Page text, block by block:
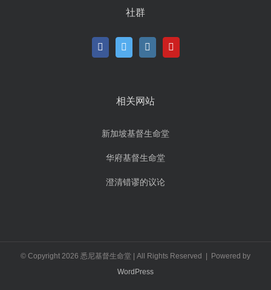
社群
相关网站
新加坡基督生命堂
华府基督生命堂
澄清错谬的议论
© Copyright 2026 悉尼基督生命堂 | All Rights Reserved | Powered by
WordPress